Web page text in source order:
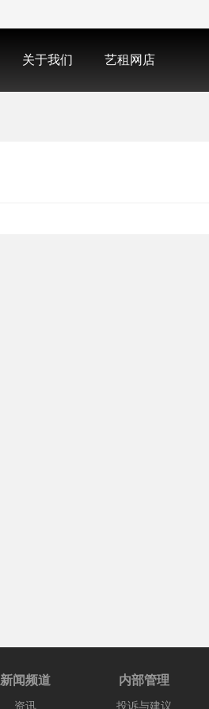
关于我们 艺租网店
新闻频道
资讯
内部管理
投诉与建议